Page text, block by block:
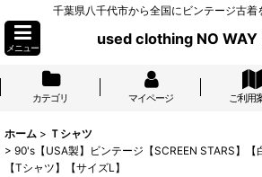
千葉県八千代市から全国にビンテージ古着
メニュー
used clothing NO WAY
カテゴリ マイページ ご利用
ホーム > Ｔシャツ
> 90's【USA製】ビンテージ【SCREEN STARS】
【Tシャツ】【サイズL】